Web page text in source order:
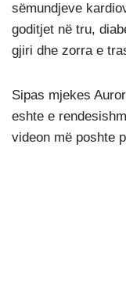
sëmundjeve
goditjet në tru,
gjiri dhe zorra e
Sipas mjekes
eshte e
videon më poshte